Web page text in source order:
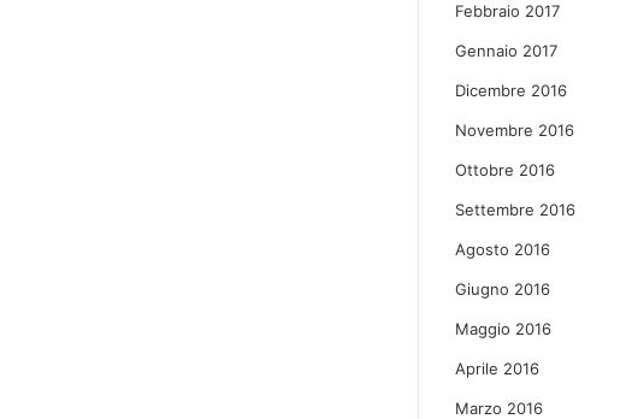
Febbraio 2017
Gennaio 2017
Dicembre 2016
Novembre 2016
Ottobre 2016
Settembre 2016
Agosto 2016
Giugno 2016
Maggio 2016
Aprile 2016
Marzo 2016